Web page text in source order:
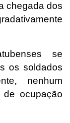
chegada dos
se
os soldados
nenhum
de ocupação